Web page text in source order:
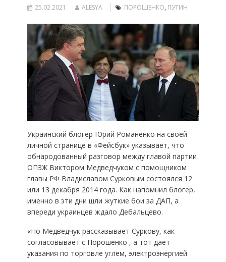
25.02.2021 ALESYA ПОРОШЕНКО, ПУТИН
Украинский блогер Юрий Романенко на своей
личной странице в «Фейсбук» указывает, что
обнародованный разговор между главой партии
ОПЗЖ Виктором Медведчуком с помощником
главы РФ Владиславом Сурковым состоялся 12
или 13 декабря 2014 года. Как напомнил блогер,
именно в эти дни шли жуткие бои за ДАП, а
впереди украинцев ждало Дебальцево.
«Но Медведчук рассказывает Суркову, как
согласовывает с Порошенко , а тот дает
указания по торговле углем, электроэнергией